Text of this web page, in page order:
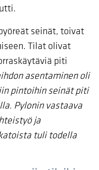
seinät, toivat
Tilat olivat
piti
asentaminen oli
pintoihin seinät piti
Pylonin vastaava
ja
tuli todella